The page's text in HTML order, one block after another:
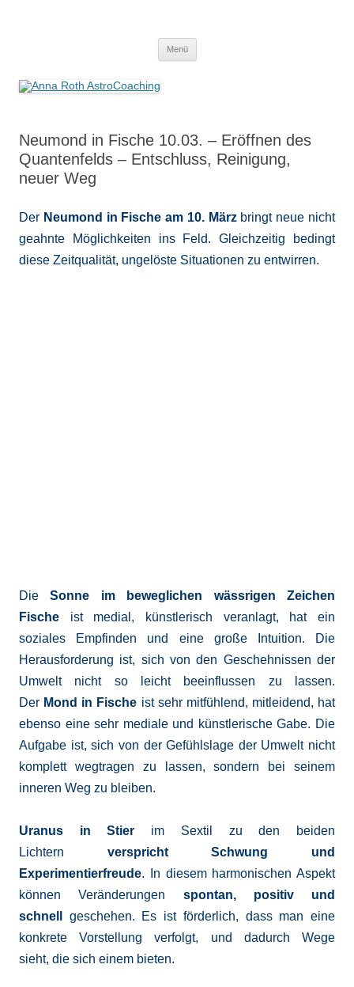
Menü
Neumond in Fische 10.03. – Eröffnen des
Quantenfelds – Entschluss, Reinigung,
neuer Weg
Der Neumond in Fische am 10. Märzbringt neue nicht
geahnte Möglichkeiten ins Feld. Gleichzeitig bedingt
diese Zeitqualität, ungelöste Situationen zu entwirren.
DieSonne im beweglichen wässrigen Zeichen
Fische ist medial, künstlerisch veranlagt, hat ein
soziales Empfinden und eine große Intuition. Die
Herausforderung ist, sich von den Geschehnissen der
Umwelt nicht so leicht beeinflussen zu lassen.
Der Mond in Fische ist sehr mitfühlend, mitleidend, hat
ebenso eine sehr mediale und künstlerische Gabe. Die
Aufgabe ist, sich von der Gefühlslage der Umwelt nicht
komplett wegtragen zu lassen, sondern bei seinem
inneren Weg zu bleiben.
Uranus in Stier im Sextil zu den beiden
Lichtern verspricht Schwung und
Experimentierfreude. In diesem harmonischen Aspekt
können Veränderungen spontan, positiv und
schnell
geschehen. Es ist förderlich, dass man eine
konkrete Vorstellung verfolgt, und dadurch Wege
sieht, die sich einem bieten.